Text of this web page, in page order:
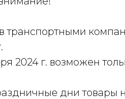
транспортными
2024 г. возможен
дни товары